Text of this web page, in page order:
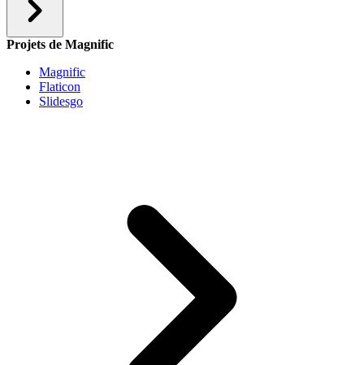
Projets de Magnific
Magnific
Flaticon
Slidesgo